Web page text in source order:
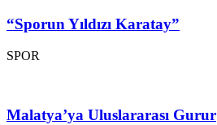
“Sporun Yıldızı Karatay”
SPOR
Malatya’ya Uluslararası Gurur